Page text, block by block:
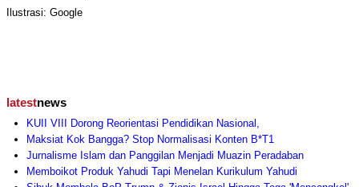
Ilustrasi: Google
latestnews
KUII VIII Dorong Reorientasi Pendidikan Nasional,
Maksiat Kok Bangga? Stop Normalisasi Konten B*T1
Jurnalisme Islam dan Panggilan Menjadi Muazin Peradaban
Memboikot Produk Yahudi Tapi Menelan Kurikulum Yahudi